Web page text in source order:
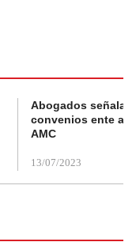
Abogados
convenios ente
AMC
13/07/2023